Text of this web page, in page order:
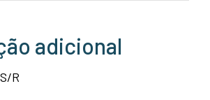
adicional
S/R